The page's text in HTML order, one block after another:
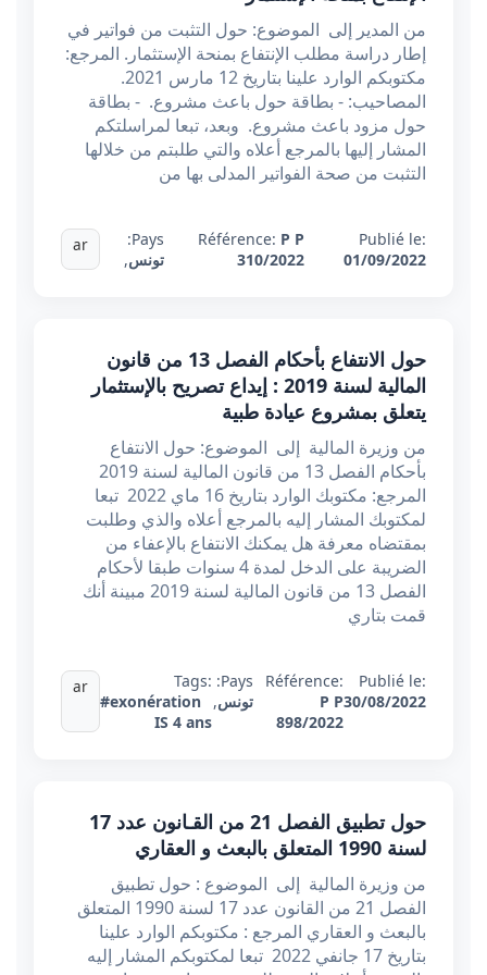
من المدير إلى الموضوع: حول التثبت من فواتير في
إطار دراسة مطلب الإنتفاع بمنحة الإستثمار. المرجع:
مكتوبكم الوارد علينا بتاریخ 12 مارس 2021.
المصاحیب: - بطاقة حول باعث مشروع. - بطاقة
حول مزود باعث مشروع. وبعد، تبعا لمراسلتكم
المشار إليها بالمرجع أعلاه والتي طلبتم من خلالها
التثبت من صحة الفواتير المدلى بها من
Publié le:
01/09/2022
Référence: P P
310/2022
Pays:
تونس,
ar
حول الانتفاع بأحكام الفصل 13 من قانون
المالية لسنة 2019 : إيداع تصريح بالإستثمار
يتعلق بمشروع عيادة طبية
من وزيرة المالية إلى الموضوع: حول الانتفاع
بأحكام الفصل 13 من قانون المالية لسنة 2019
المرجع: مكتوبك الوارد بتاريخ 16 ماي 2022 تبعا
لمكتوبك المشار إليه بالمرجع أعلاه والذي وطلبت
بمقتضاه معرفة هل يمكنك الانتفاع بالإعفاء من
الضريبة على الدخل لمدة 4 سنوات طبقا لأحكام
الفصل 13 من قانون المالية لسنة 2019 مبينة أنك
قمت بتاري
Publié le:
30/08/2022
Référence:
P P
898/2022
Pays:
تونس,
Tags:
#exonération
IS 4 ans
ar
حول تطبيق الفصل 21 من القـانون عدد 17
لسنة 1990 المتعلق بالبعث و العقاري
من وزيرة المالية إلى الموضوع : حول تطبيق
الفصل 21 من القانون عدد 17 لسنة 1990 المتعلق
بالبعث و العقاري المرجع : مكتوبكم الوارد علينا
بتاريخ 17 جانفي 2022 تبعا لمكتوبكم المشار إليه